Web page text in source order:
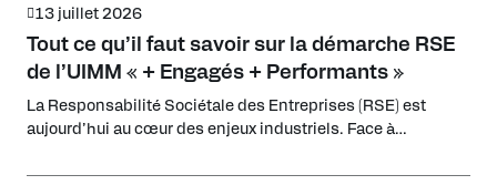
13 juillet 2026
Tout ce qu’il faut savoir sur la démarche RSE
de l’UIMM « + Engagés + Performants »
La Responsabilité Sociétale des Entreprises (RSE) est
aujourd’hui au cœur des enjeux industriels. Face à
et réglementaires, les industriels doivent repenser leur